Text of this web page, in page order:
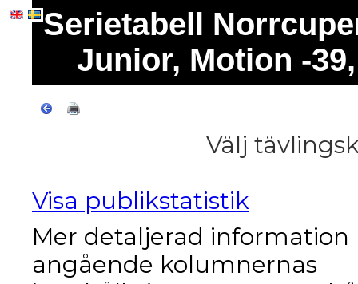
Serietabell
Junior, Motion -
Välj
Visa publikstatistik
Mer detaljerad information
angående kolumnernas